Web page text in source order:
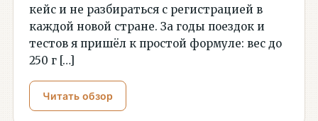
кейс и не разбираться с регистрацией в
каждой новой стране. За годы поездок и
тестов я пришёл к простой формуле: вес до
250 г […]
Читать обзор